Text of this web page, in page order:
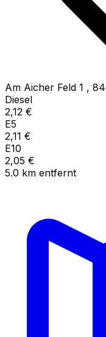
Am Aicher Feld 1 ,
Diesel
2,12 €
E5
2,11 €
E10
2,05 €
5.0 km entfernt